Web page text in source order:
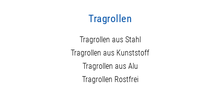
Tragrollen
Tragrollen aus Stahl
Tragrollen aus Kunststoff
Tragrollen aus Alu
Tragrollen Rostfrei